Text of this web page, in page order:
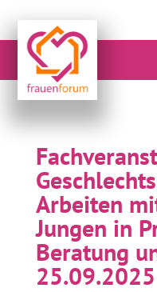
Arbeiten
Jungen in
Beratung
25.09.2025